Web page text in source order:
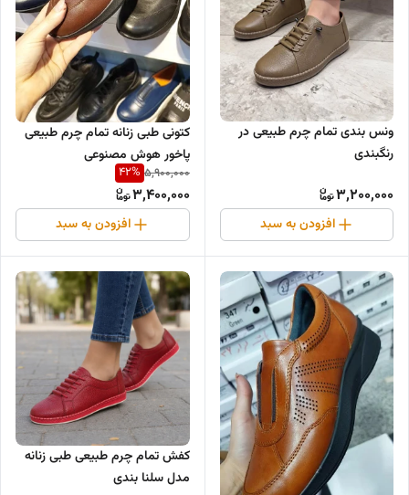
ونس بندی تمام چرم طبیعی در
رنگبندی
3,200,000
افزودن به سبد
کتونی طبی زنانه تمام چرم طبیعی
پاخور هوش مصنوعی
5,900,000
42%
3,400,000
افزودن به سبد
کفش تمام چرم طبیعی طبی زنانه
مدل سلنا بندی